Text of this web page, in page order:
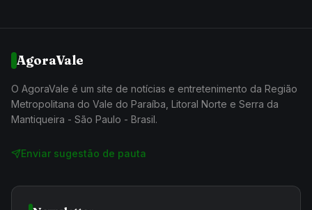
AgoraVale
O AgoraVale é um site de notícias e entretenimento da Região
Metropolitana do Vale do Paraíba, Litoral Norte e Serra da
Mantiqueira - São Paulo - Brasil.
Enviar sugestão de pauta